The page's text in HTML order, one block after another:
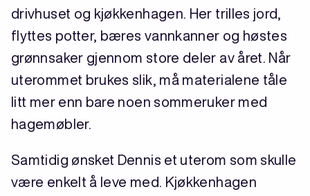
drivhuset og kjøkkenhagen. Her trilles jord,
flyttes potter, bæres vannkanner og høstes
grønnsaker gjennom store deler av året. Når
uterommet brukes slik, må materialene tåle
litt mer enn bare noen sommeruker med
hagemøbler.
Samtidig ønsket Dennis et uterom som skulle
være enkelt å leve med. Kjøkkenhagen